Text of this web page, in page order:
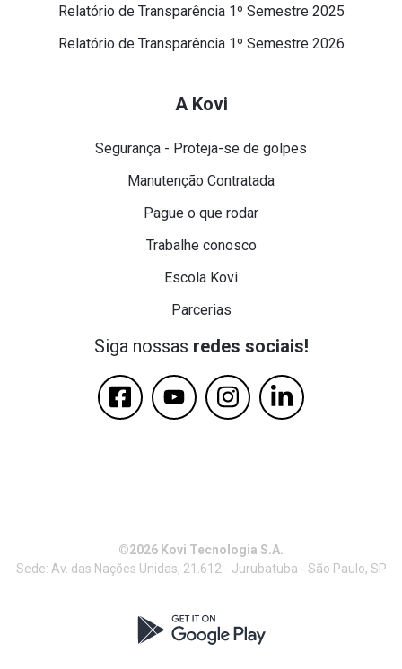
Relatório de Transparência 1º Semestre 2025
Relatório de Transparência 1º Semestre 2026
A Kovi
Segurança - Proteja-se de golpes
Manutenção Contratada
Pague o que rodar
Trabalhe conosco
Escola Kovi
Parcerias
Siga nossas redes sociais!
©2026 Kovi Tecnologia S.A.
Sede: Av. das Nações Unidas, 21.612 - Jurubatuba - São Paulo, SP